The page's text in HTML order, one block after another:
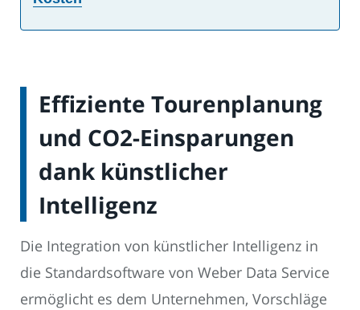
Effiziente Tourenplanung
und CO2-Einsparungen
dank künstlicher
Intelligenz
Die Integration von künstlicher Intelligenz in
die Standardsoftware von Weber Data Service
ermöglicht es dem Unternehmen, Vorschläge